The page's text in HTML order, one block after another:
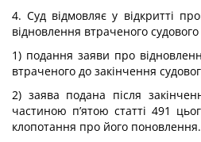
4. Суд відмовляє у відкритті
відновлення втраченого
1) подання заяви про
втраченого до закінчення
2) заява подана після
частиною п’ятою статті 491
клопотання про його поновлення.